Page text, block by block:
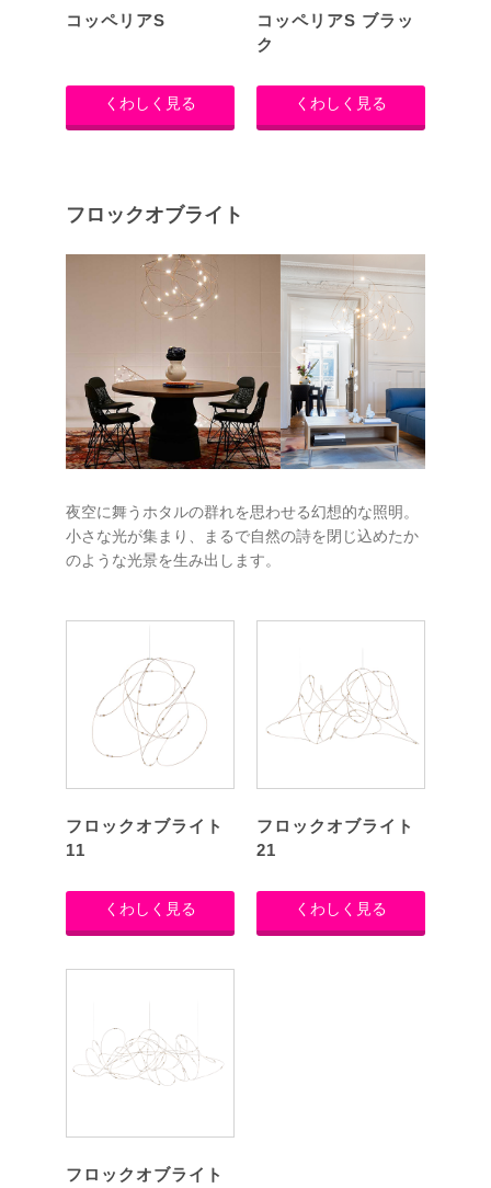
コッペリアS
くわしく見る
コッペリアS ブラッ
ク
くわしく見る
フロックオブライト
夜空に舞うホタルの群れを思わせる幻想的な照明。
小さな光が集まり、まるで自然の詩を閉じ込めたか
のような光景を生み出します。
フロックオブライト
11
くわしく見る
フロックオブライト
21
くわしく見る
フロックオブライト